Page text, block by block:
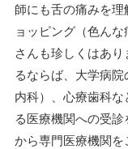
師にも舌の痛みを
ョッピング（色ん
さんも珍しくはあ
るならば、大学病
内科）、心療歯科
る医療機関への受
から専門医療機関